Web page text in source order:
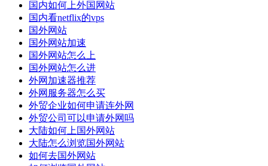
国内如何上外国网站
国内看netflix的vps
国外网站
国外网站加速
国外网站怎么上
国外网站怎么进
外网加速器推荐
外网服务器怎么买
外贸企业如何申请连外网
外贸公司可以申请外网吗
大陆如何上国外网站
大陆怎么浏览国外网站
如何去国外网站